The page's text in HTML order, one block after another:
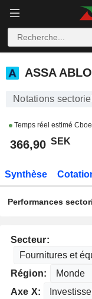
ASSA ABLOY AB
ASSA
Notations
Temps réel estimé
366,90 SEK
Synthèse
Performances
Secteur:
Région:
Axe X: